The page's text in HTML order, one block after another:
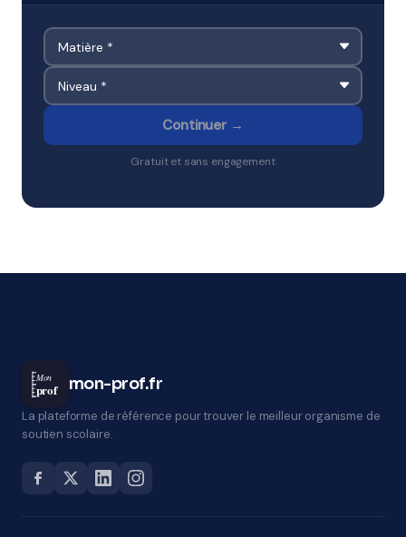
Continuer →
Gratuit et sans engagement
Mon
prof mon-prof.fr
La plateforme de référence pour trouver le meilleur organisme de
soutien scolaire.